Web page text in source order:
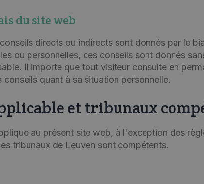
du site web
directs ou indirects sont donnés par le
ou personnelles, ces conseils sont donnés
Il importe que tout visiteur consulte en
conseils quant à sa situation personnelle.
et tribunaux
au présent site web, à l'exception des
tribunaux de Leuven sont compétents.